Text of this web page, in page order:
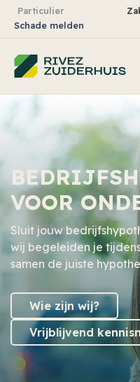
Particulier
Schade melden
VOOR
Sluit jouw
wij begeleiden je
samen de juiste
Wie zijn wij?
Vrijblijvend